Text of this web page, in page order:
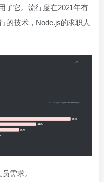
了它。流行度在2021年有
的技术，Node.js的求职人
需求。